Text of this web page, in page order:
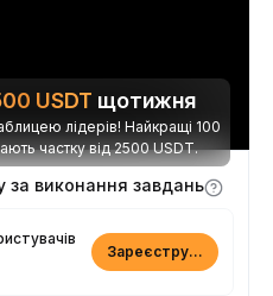
USDT щотижня
лідерів! Найкращі 100
частку від 2500 USDT.
за виконання завдань
Зареєструватися